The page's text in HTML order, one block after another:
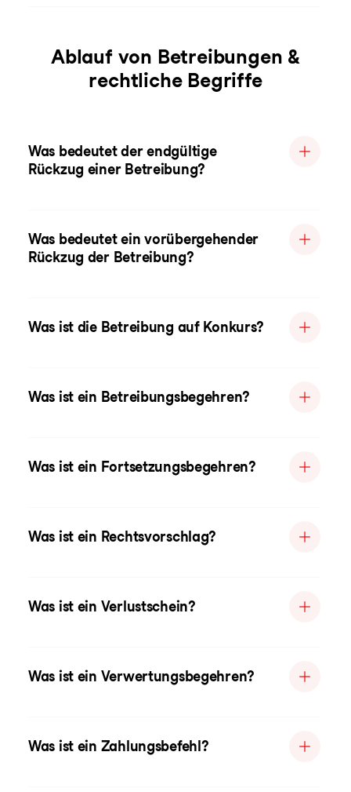
Ablauf von Betreibungen &
rechtliche Begriffe
Was bedeutet der endgültige
Rückzug einer Betreibung?
Was bedeutet ein vorübergehender
Rückzug der Betreibung?
Was ist die Betreibung auf Konkurs?
Was ist ein Betreibungsbegehren?
Was ist ein Fortsetzungsbegehren?
Was ist ein Rechtsvorschlag?
Was ist ein Verlustschein?
Was ist ein Verwertungsbegehren?
Was ist ein Zahlungsbefehl?